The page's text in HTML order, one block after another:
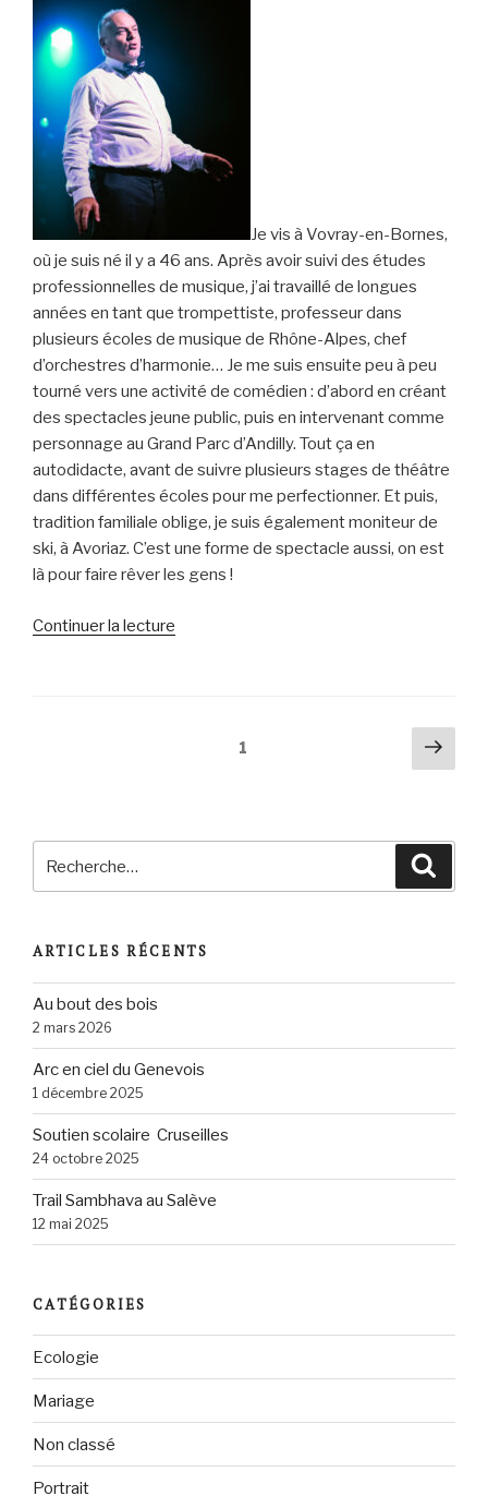
Je vis à Vovray-en-Bornes,
où je suis né il y a 46 ans. Après avoir suivi des études
professionnelles de musique, j’ai travaillé de longues
années en tant que trompettiste, professeur dans
plusieurs écoles de musique de Rhône-Alpes, chef
d’orchestres d’harmonie… Je me suis ensuite peu à peu
tourné vers une activité de comédien : d’abord en créant
des spectacles jeune public, puis en intervenant comme
personnage au Grand Parc d’Andilly. Tout ça en
autodidacte, avant de suivre plusieurs stages de théâtre
dans différentes écoles pour me perfectionner. Et puis,
tradition familiale oblige, je suis également moniteur de
ski, à Avoriaz. C’est une forme de spectacle aussi, on est
là pour faire rêver les gens !
Continuer la lecture
1
pour
ARTICLES RÉCENTS
Au bout des bois
2 mars 2026
Arc en ciel du Genevois
1 décembre 2025
Soutien scolaire Cruseilles
24 octobre 2025
Trail Sambhava au Salève
12 mai 2025
CATÉGORIES
Ecologie
Mariage
Non classé
Portrait